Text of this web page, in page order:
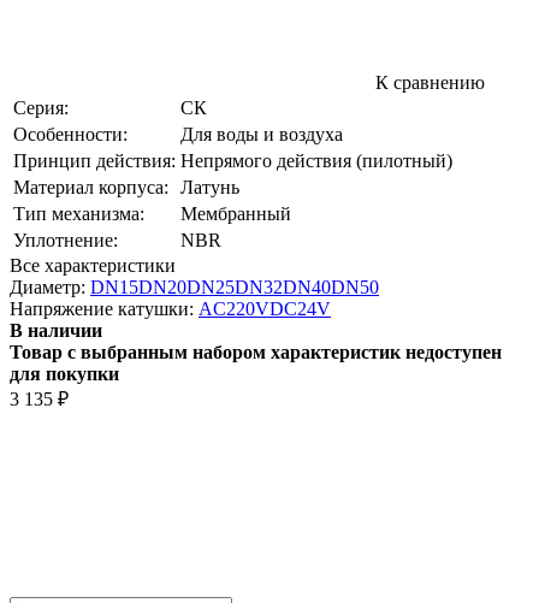
К сравнению
Серия:
СК
Особенности:
Для воды и воздуха
Принцип действия: Непрямого действия (пилотный)
Материал корпуса:
Латунь
Тип механизма:
Мембранный
Уплотнение:
NBR
Все характеристики
Диаметр: DN15DN20DN25DN32DN40DN50
Напряжение катушки: AC220VDC24V
В наличии
Товар с выбранным набором характеристик недоступен
для покупки
3 135 ₽